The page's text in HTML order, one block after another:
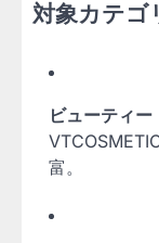
対象カテゴ
ビューティ
富。